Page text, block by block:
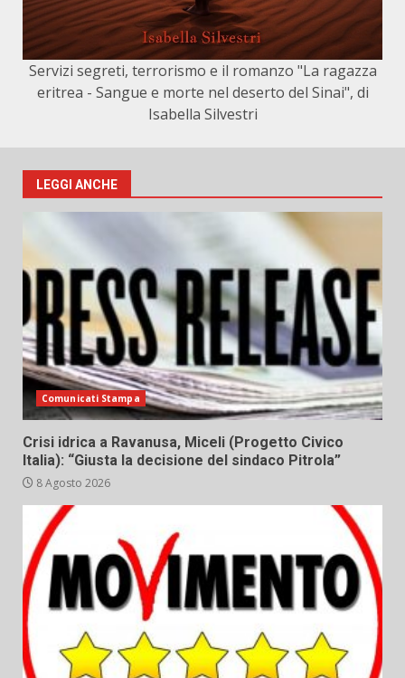
Servizi segreti, terrorismo e il romanzo "La ragazza
eritrea - Sangue e morte nel deserto del Sinai", di
Isabella Silvestri
LEGGI ANCHE
Comunicati Stampa
Crisi idrica a Ravanusa, Miceli (Progetto Civico
Italia): “Giusta la decisione del sindaco Pitrola”
8 Agosto 2026